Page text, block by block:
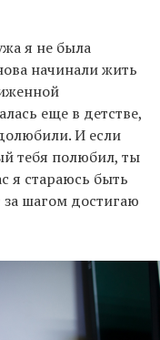
я не была
начинали жить
еще в детстве,
И если
тебя полюбил, ты
я стараюсь быть
шагом достигаю